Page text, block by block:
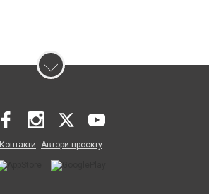
Контакти Автори проєкту